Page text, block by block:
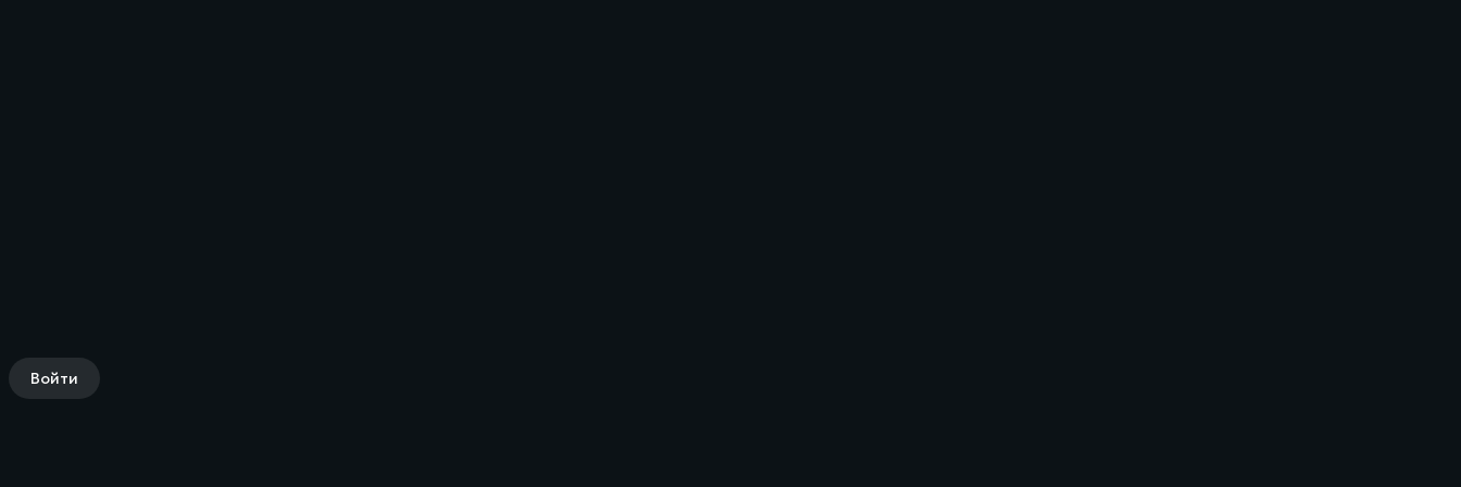
Войти